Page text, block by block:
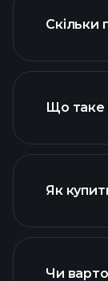
Скільки
Що таке
Як
Чи варто